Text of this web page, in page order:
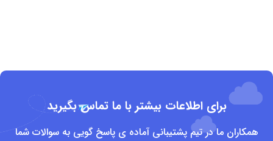
برای اطلاعات بیشتر با ما تماس بگیرید
همکاران ما در تیم پشتیبانی آماده ی پاسخ گویی به سوالات شما